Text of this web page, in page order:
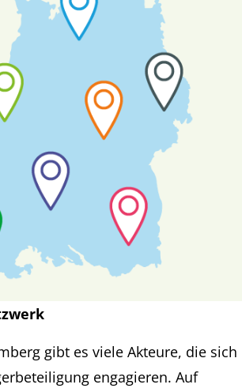
gibt es viele Akteure, die sich
engagieren. Auf